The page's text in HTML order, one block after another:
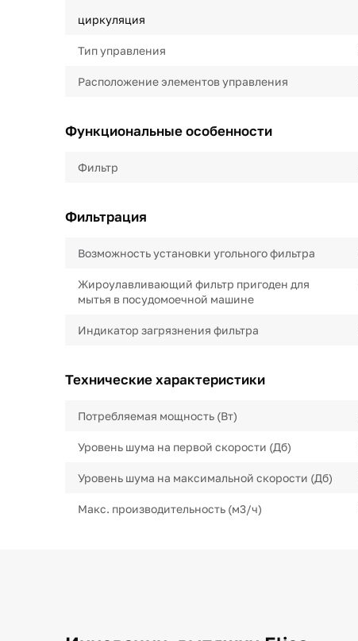
циркуляция
Тип управления
Расположение элементов управления
Функциональные особенности
Фильтр
Фильтрация
Возможность установки угольного фильтра
Жироулавливающий фильтр пригоден для
мытья в посудомоечной машине
Индикатор загрязнения фильтра
Технические характеристики
Потребляемая мощность (Вт)
Уровень шума на первой скорости (Дб)
Уровень шума на максимальной скорости (Дб)
Макс. производительность (м3/ч)